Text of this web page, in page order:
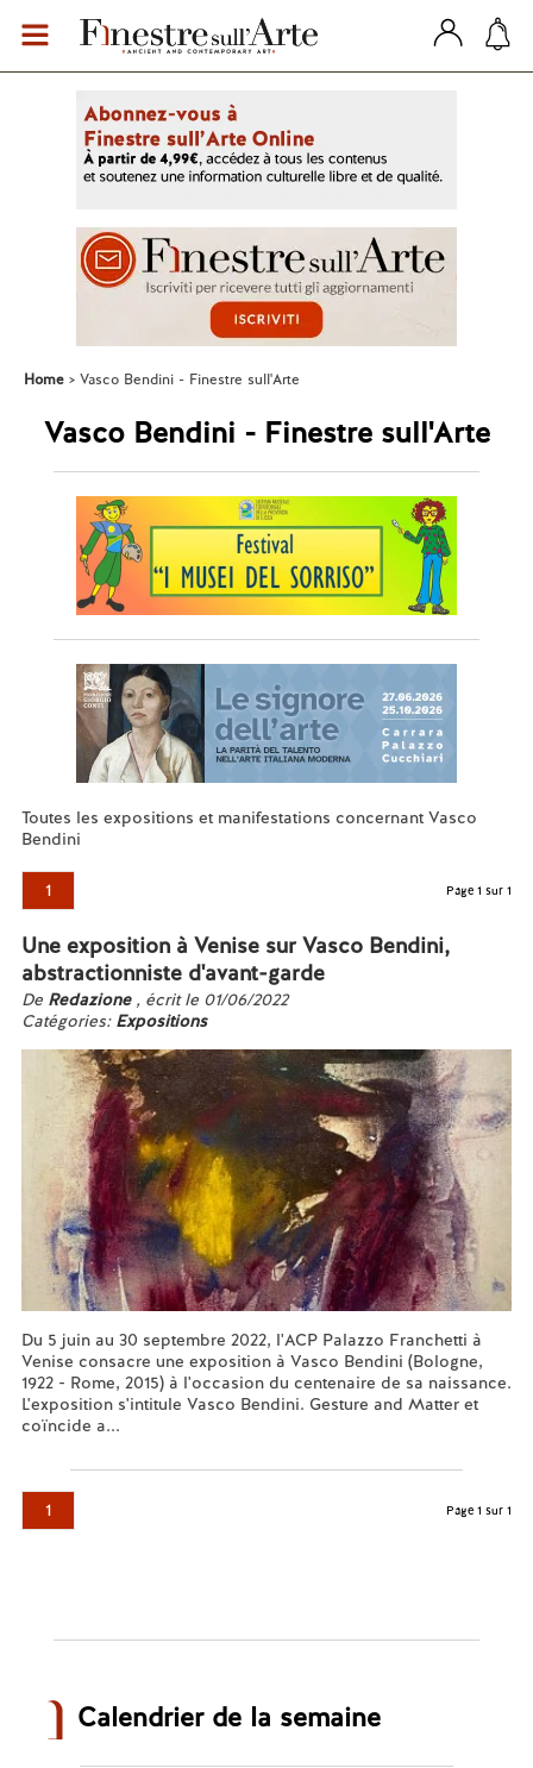
Home Vasco Bendini - Finestre sull'Arte
Vasco Bendini - Finestre sull'Arte
Toutes les expositions et manifestations concernant Vasco
Bendini
1 Page 1 sur 1
Une exposition à Venise sur Vasco Bendini,
abstractionniste d'avant-garde
De Redazione , écrit le 01/06/2022
Catégories: Expositions
Du 5 juin au 30 septembre 2022, l'ACP Palazzo Franchetti à
Venise consacre une exposition à Vasco Bendini (Bologne,
1922 - Rome, 2015) à l'occasion du centenaire de sa naissance.
L'exposition s'intitule Vasco Bendini. Gesture and Matter et
coïncide a...
1 Page 1 sur 1
Calendrier de la semaine